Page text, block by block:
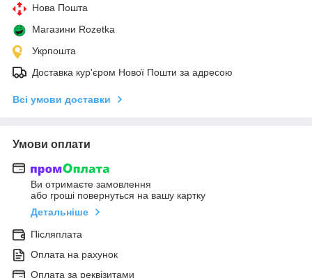
Нова Пошта
Магазини Rozetka
Укрпошта
Доставка кур'єром Нової Пошти за адресою
Всі умови доставки
Умови оплати
Ви отримаєте замовлення
або гроші повернуться на вашу картку
Детальніше
Післяплата
Оплата на рахунок
Оплата за реквізитами